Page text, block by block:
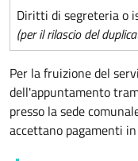
Diritti di segreteria o
(per il rilascio del
Per la fruizione del
dell'appuntamento
presso la sede
accettano pagamenti